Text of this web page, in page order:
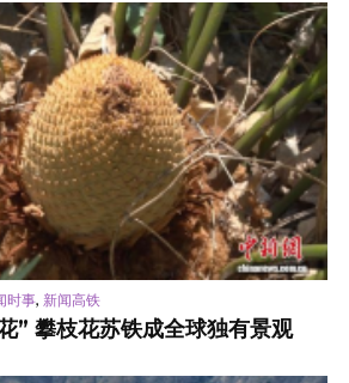
时事, 新闻高铁
” 攀枝花苏铁成全球独有景观